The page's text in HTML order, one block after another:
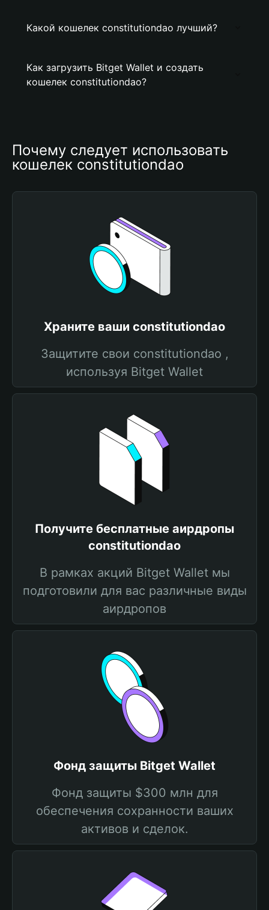
Какой кошелек constitutiondao лучший?
Как загрузить Bitget Wallet и создать
кошелек constitutiondao?
Почему следует использовать
кошелек constitutiondao
Храните ваши constitutiondao
Защитите свои constitutiondao ,
используя Bitget Wallet
Получите бесплатные аирдропы
constitutiondao
В рамках акций Bitget Wallet мы
подготовили для вас различные виды
аирдропов
Фонд защиты Bitget Wallet
Фонд защиты $300 млн для
обеспечения сохранности ваших
активов и сделок.